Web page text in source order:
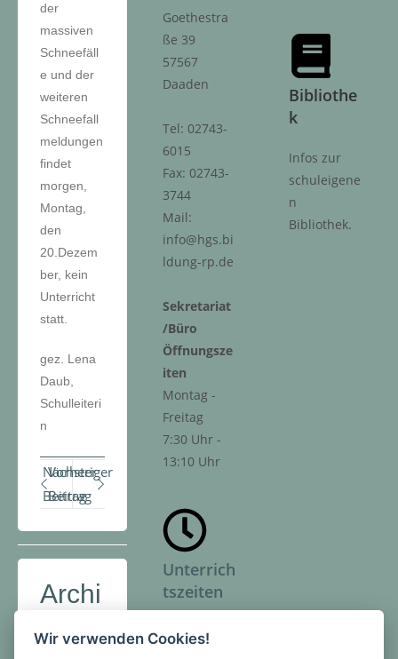
Goethestra
ße 39
57567
Daaden
Tel: 02743-
6015
Fax: 02743-
3744
Mail:
info@hgs.bi
ldung-rp.de
Sekretariat
/Büro
Öffnungsze
iten
Montag -
Freitag
7:30 Uhr -
13:10 Uhr
Unterrich
tszeiten
Montag -
der
massiven
Schneefäll
e und der
weiteren
Schneefall
meldungen
findet
morgen,
Montag,
den
20.Dezem
ber, kein
Unterricht
statt.
gez. Lena
Daub,
Schulleiteri
n
Vorheriger
Beitrag
Nächster
Beitrag
Archi
Bibliothe
k
Infos zur
schuleigene
n
Bibliothek.
Wir verwenden Cookies!